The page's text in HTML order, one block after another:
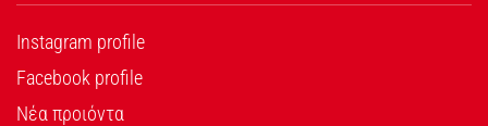
Instagram profile
Facebook profile
Νέα προιόντα